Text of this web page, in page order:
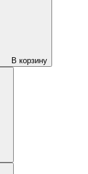
В корзину